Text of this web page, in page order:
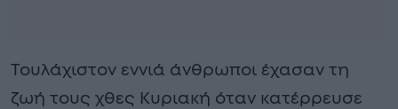
Τουλάχιστον εννιά άνθρωποι έχασαν τη
ζωή τους χθες Κυριακή όταν κατέρρευσε